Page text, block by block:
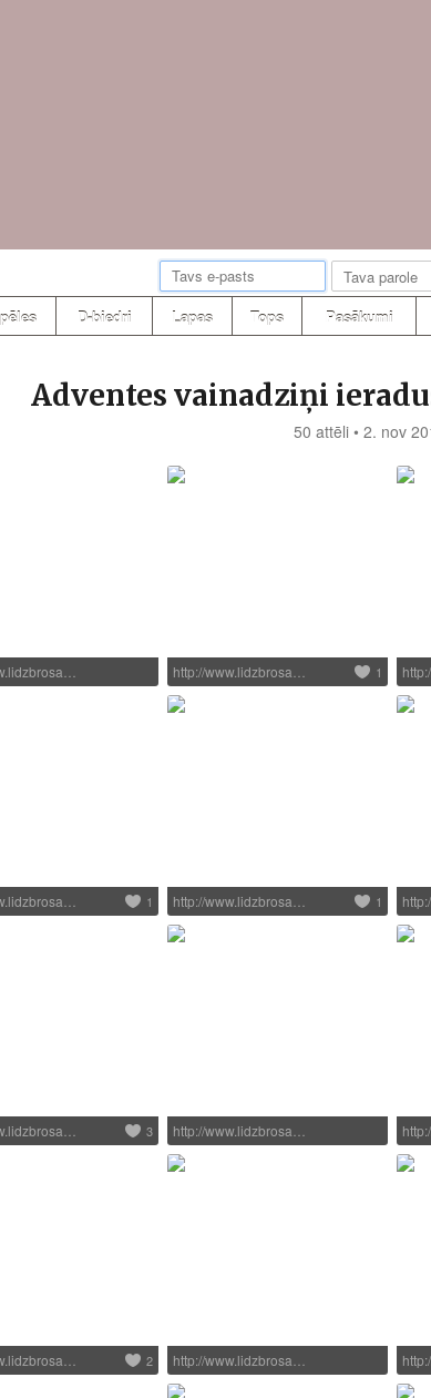
D-biedri Lapas Tops Pasākumi
Adventes vainadziņi
50 attēli • 2. nov
http://www.lidzbrosa… 1
1 http://www.lidzbrosa… 1
3 http://www.lidzbrosa…
2 http://www.lidzbrosa…